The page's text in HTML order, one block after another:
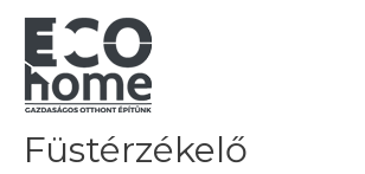
Füstérzékelő